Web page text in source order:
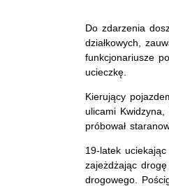
Do zdarzenia
działkowych,
funkcjonariusze
ucieczkę.
Kierujący
ulicami
próbował
19-latek
zajeżdżając
drogowego.